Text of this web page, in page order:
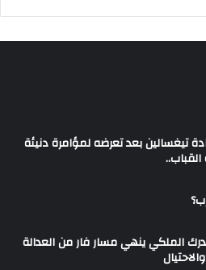
تيغسالين بعد تعرضه لمؤامرة دنيئة
الملكي ينهي مسار فار من العدالة